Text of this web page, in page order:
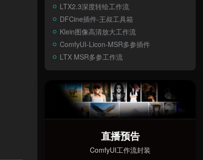
LTX2.3深度转绘工作流
DFCine插件-王叔工具箱
Klein图像高清放大工作流
ComfyUI-Licon-MSR多参插件
LTX MSR多参工作流
直播预告
ComfyUI工作流封装